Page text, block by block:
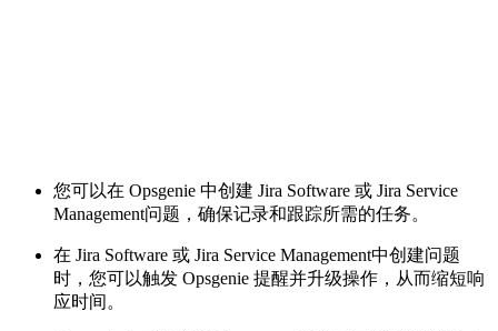
您可以在 Opsgenie 中创建 Jira Software 或 Jira Service
Management问题，确保记录和跟踪所需的任务。
在 Jira Software 或 Jira Service Management中创建问题
时，您可以触发 Opsgenie 提醒并升级操作，从而缩短响
应时间。